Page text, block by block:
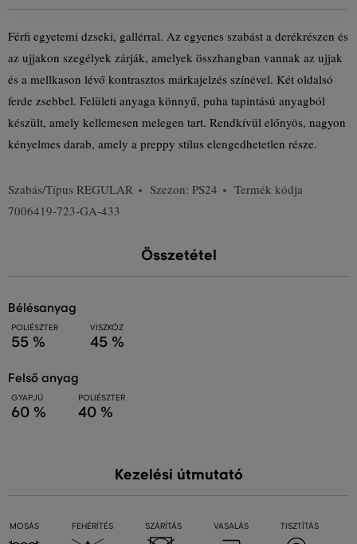
Férfi egyetemi dzseki, gallérral. Az egyenes szabást a derékrészen és
az ujjakon szegélyek zárják, amelyek összhangban vannak az ujjak
és a mellkason lévő kontrasztos márkajelzés színével. Két oldalsó
ferde zsebbel. Felületi anyaga könnyű, puha tapintású anyagból
készült, amely kellemesen melegen tart. Rendkívül előnyös, nagyon
kényelmes darab, amely a preppy stílus elengedhetetlen része.
Szabás/Típus REGULAR Szezon: PS24
Termék kódja
7006419-723-GA-433
Összetétel
bélésanyag
POLIÉSZTER
55 %
VISZKÓZ
45 %
felső anyag
GYAPJÚ
60 %
POLIÉSZTER
40 %
Kezelési útmutató
MOSÁS FEHÉRÍTÉS SZÁRÍTÁS VASALÁS TISZTÍTÁS